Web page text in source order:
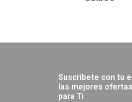
Suscríbete con tu
las mejores
para Ti